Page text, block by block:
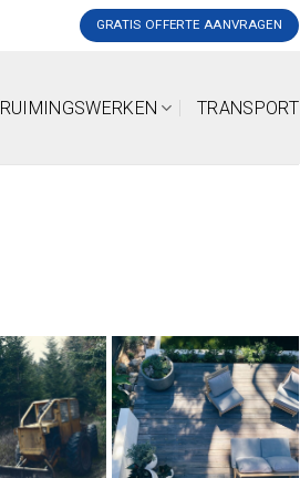
GRATIS OFFERTE AANVRAGEN
RUIMINGSWERKEN TRANSPORT